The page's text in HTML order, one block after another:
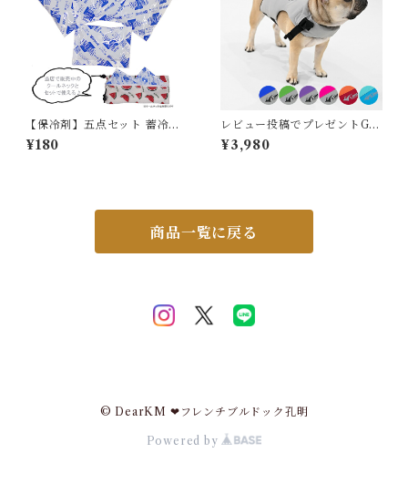
【保冷剤】五点セット 蓄冷剤
スノーパック 50g ペットクー
ルネック用
¥180
レビュー投稿でプレゼントGE
T 新 ライフジャケット 高品質
犬 犬用 救命胴衣 ドッグ ペッ
ング XS S M L XL 2XL チワ
中型犬 大型犬 KM895JK
¥3,980
商品一覧に戻る
© DearKM ❤︎フレンチブルドック孔明
Powered by